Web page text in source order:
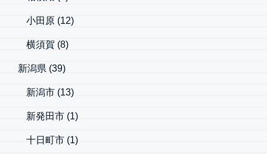
小田原 (12)
横須賀 (8)
新潟県 (39)
新潟市 (13)
新発田市 (1)
十日町市 (1)